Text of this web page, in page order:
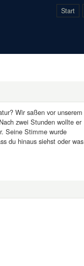
Start
Wir saßen vor unserem
zwei Stunden wollte er
Seine Stimme wurde
du hinaus siehst oder was